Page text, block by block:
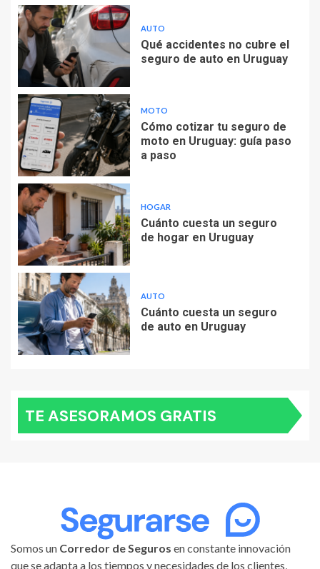
AUTO
Qué accidentes no cubre el
seguro de auto en Uruguay
MOTO
Cómo cotizar tu seguro de
moto en Uruguay: guía paso
a paso
HOGAR
Cuánto cuesta un seguro
de hogar en Uruguay
AUTO
Cuánto cuesta un seguro
de auto en Uruguay
TE ASESORAMOS GRATIS
Somos un Corredor de Seguros en constante innovación
que se adapta a los tiempos y necesidades de los clientes,